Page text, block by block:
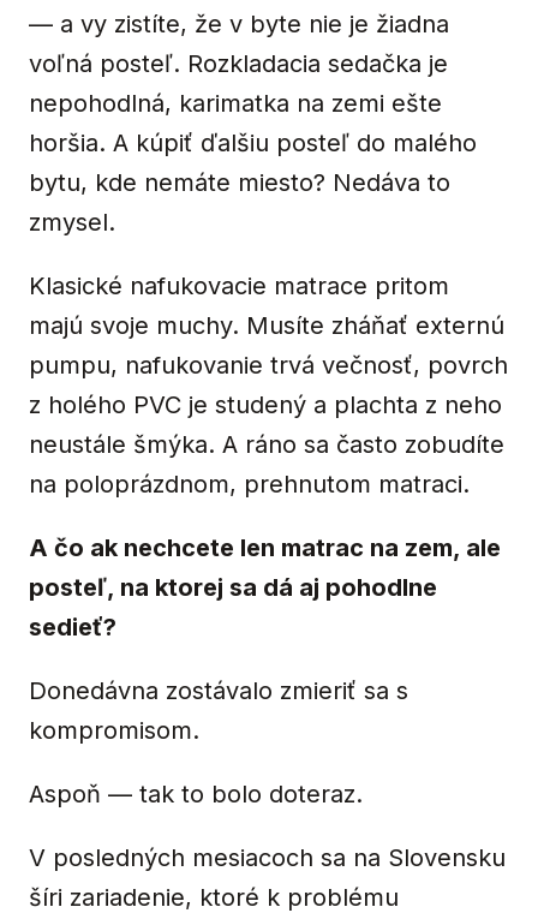
— a vy zistíte, že v byte nie je žiadna
voľná posteľ. Rozkladacia sedačka je
nepohodlná, karimatka na zemi ešte
horšia. A kúpiť ďalšiu posteľ do malého
bytu, kde nemáte miesto? Nedáva to
zmysel.
Klasické nafukovacie matrace pritom
majú svoje muchy. Musíte zháňať externú
pumpu, nafukovanie trvá večnosť, povrch
z holého PVC je studený a plachta z neho
neustále šmýka. A ráno sa často zobudíte
na poloprázdnom, prehnutom matraci.
A čo ak nechcete len matrac na zem, ale
posteľ, na ktorej sa dá aj pohodlne
sedieť?
Donedávna zostávalo zmieriť sa s
kompromisom.
Aspoň — tak to bolo doteraz.
V posledných mesiacoch sa na Slovensku
šíri zariadenie, ktoré k problému